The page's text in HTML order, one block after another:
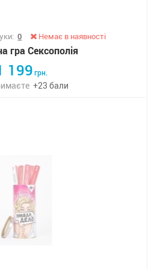
0 Немає в наявності
гра Сексополія
199грн.
+23 бали